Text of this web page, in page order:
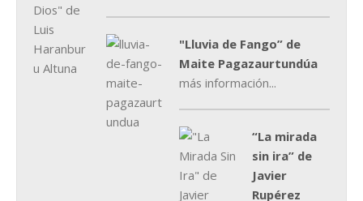
"Lluvia de Fango” de
Maite Pagazaurtundúa
más información...
“La mirada
sin ira” de
Javier
Rupérez